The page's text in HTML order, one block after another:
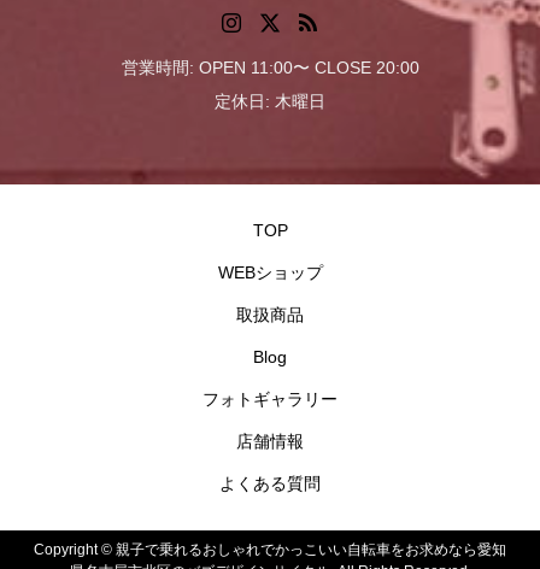
営業時間: OPEN 11:00〜 CLOSE 20:00
定休日: 木曜日
TOP
WEBショップ
取扱商品
Blog
フォトギャラリー
店舗情報
よくある質問
Copyright © 親子で乗れるおしゃれでかっこいい自転車をお求めなら愛知